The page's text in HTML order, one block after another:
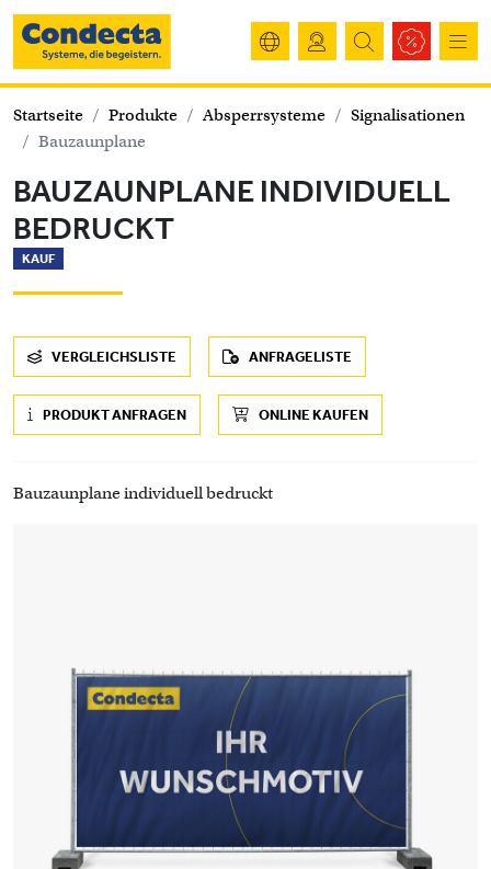
Startseite Produkte Absperrsysteme
Signalisationen
Bauzaunplane
BAUZAUNPLANE INDIVIDUELL
BEDRUCKT
KAUF
VERGLEICHSLISTE ANFRAGELISTE
PRODUKT ANFRAGEN ONLINE KAUFEN
Bauzaunplane individuell bedruckt